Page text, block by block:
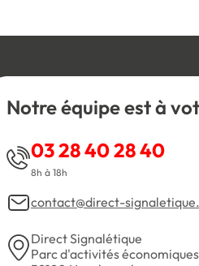
Notre équipe est à
03 28 40 28 40
8h à 18h
contact@direct-
Direct Signalétique
Parc d'activités